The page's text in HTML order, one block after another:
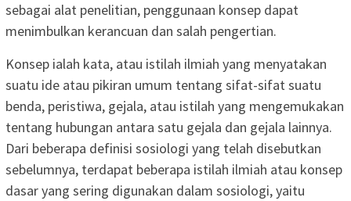
sebagai alat penelitian, penggunaan konsep dapat
menimbulkan kerancuan dan salah pengertian.
Konsep ialah kata, atau istilah ilmiah yang menyatakan
suatu ide atau pikiran umum tentang sifat-sifat suatu
benda, peristiwa, gejala, atau istilah yang mengemukakan
tentang hubungan antara satu gejala dan gejala lainnya.
Dari beberapa definisi sosiologi yang telah disebutkan
sebelumnya, terdapat beberapa istilah ilmiah atau konsep
dasar yang sering digunakan dalam sosiologi, yaitu